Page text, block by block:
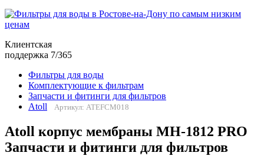
Клиентская
поддержка 7/365
Фильтры для воды
Комплектующие к фильтрам
Запчасти и фитинги для фильтров
Atoll
Артикул: ATEFCM018
Atoll корпус мембраны MH-1812 PRO
Запчасти и фитинги для фильтров